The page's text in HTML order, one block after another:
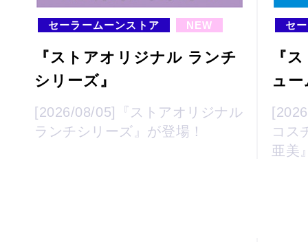
セーラームーンストア NEW
『ストアオリジナル ランチ
シリーズ』
[2026/08/05]『ストアオリジナル
ランチシリーズ』が登場！
セ
『
ュ
コス
亜美